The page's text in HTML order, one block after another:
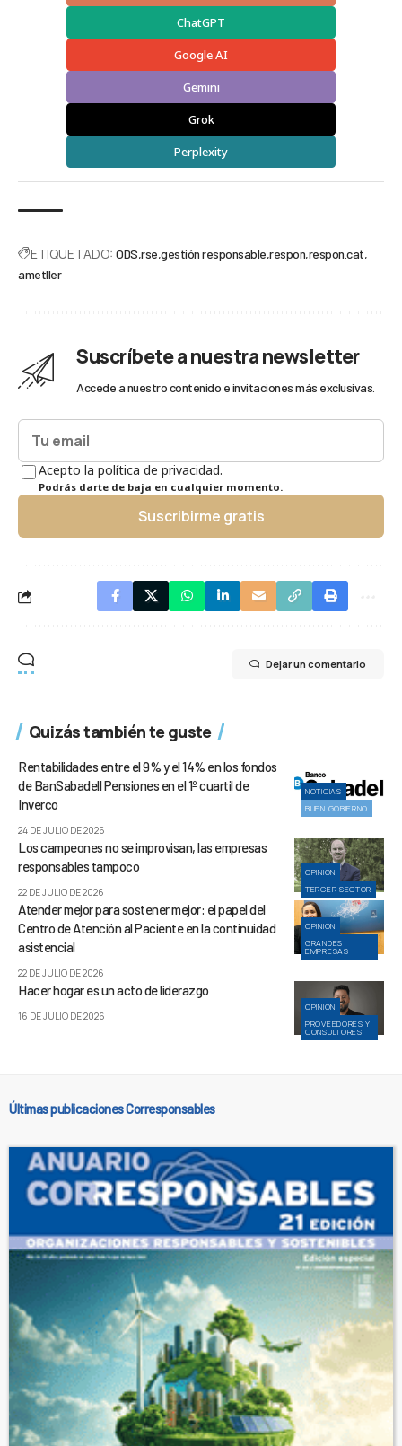
ChatGPT
Google AI
Gemini
Grok
Perplexity
ETIQUETADO: ODS rse gestión responsable respon respon.cat
ametller
Suscríbete a nuestra newsletter
Accede a nuestro contenido e invitaciones más exclusivas.
Acepto la política de privacidad.
Podrás darte de baja en cualquier momento.
Suscribirme gratis
Dejar un comentario
Quizás también te guste
NOTICIAS
BUEN GOBIERNO
Rentabilidades entre el 9% y el 14% en los fondos
de BanSabadell Pensiones en el 1º cuartil de
Inverco
24 DE JULIO DE 2026
OPINIÓN
TERCER SECTOR
Los campeones no se improvisan, las empresas
responsables tampoco
22 DE JULIO DE 2026
OPINIÓN
GRANDES
EMPRESAS
Atender mejor para sostener mejor: el papel del
Centro de Atención al Paciente en la continuidad
asistencial
22 DE JULIO DE 2026
OPINIÓN
PROVEEDORES Y
CONSULTORES
Hacer hogar es un acto de liderazgo
16 DE JULIO DE 2026
Últimas publicaciones Corresponsables